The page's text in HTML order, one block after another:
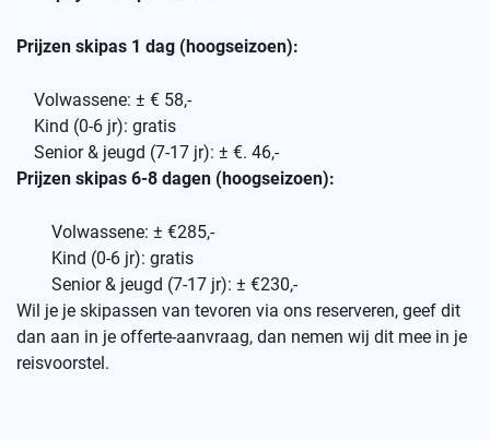
Prijzen skipas 1 dag (hoogseizoen):
Volwassene: ± € 58,-
Kind (0-6 jr): gratis
Senior & jeugd (7-17 jr): ± €. 46,-
Prijzen skipas 6-8 dagen (hoogseizoen):
Volwassene: ± €285,-
Kind (0-6 jr): gratis
Senior & jeugd (7-17 jr): ± €230,-
Wil je je skipassen van tevoren via ons reserveren, geef dit
dan aan in je offerte-aanvraag, dan nemen wij dit mee in je
reisvoorstel.